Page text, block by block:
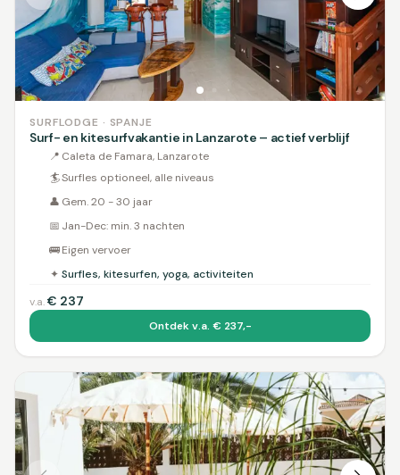
SURFLODGE · SPANJE
Surf- en kitesurfvakantie in Lanzarote – actief verblijf
📍 Caleta de Famara, Lanzarote
🏄Surfles optioneel, alle niveaus
👤 Gem. 20 - 30 jaar
📅 Jan-Dec: min. 3 nachten
🚌Eigen vervoer
✦ Surfles, kitesurfen, yoga, activiteiten
v.a.€ 237
Ontdek v.a. € 237,-